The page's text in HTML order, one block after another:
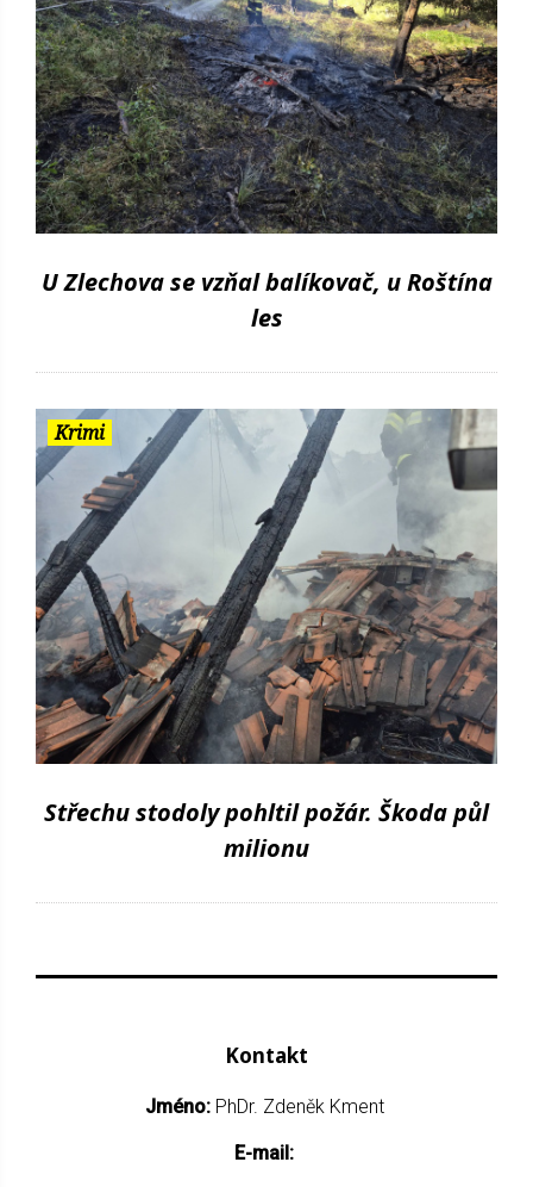
U Zlechova se vzňal balíkovač, u Roštína
les
Krimi
Střechu stodoly pohltil požár. Škoda půl
milionu
Kontakt
Jméno: PhDr. Zdeněk Kment
E-mail: